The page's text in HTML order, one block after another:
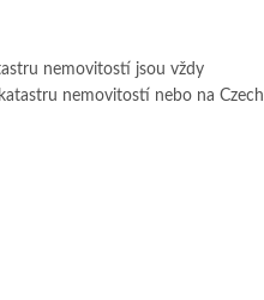
nemovitostí jsou vždy
nemovitostí nebo na Czech